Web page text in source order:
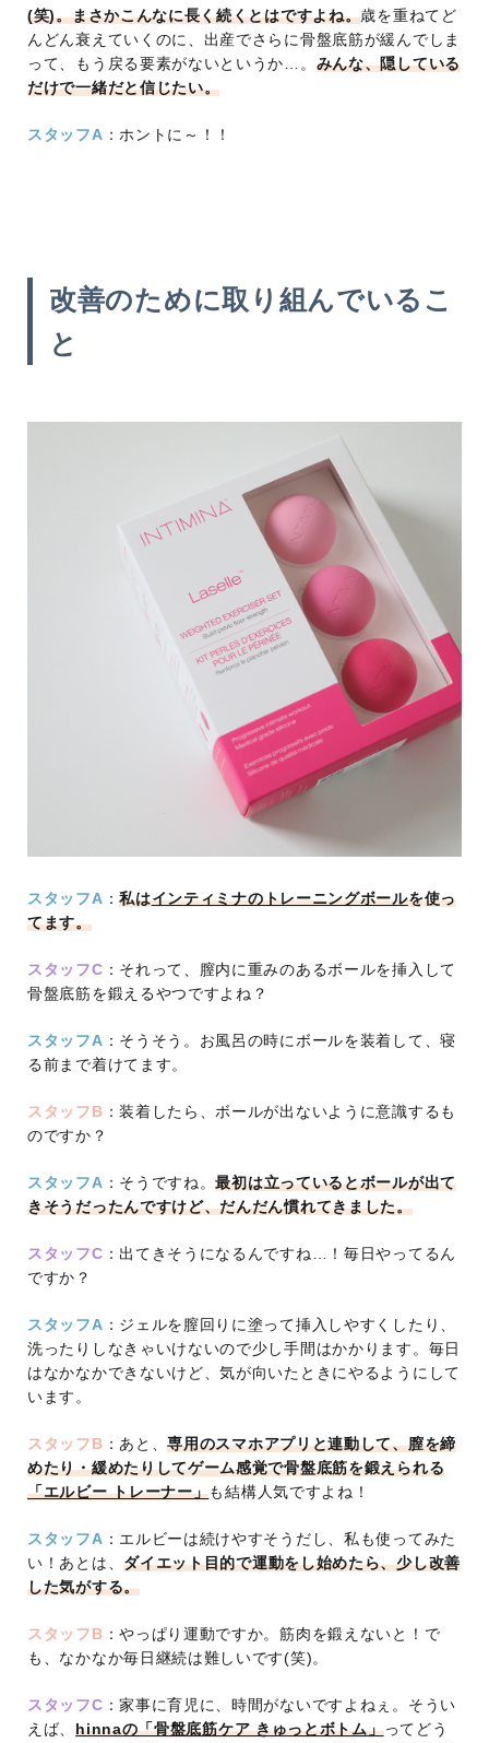
(笑)。まさかこんなに長く続くとはですよね。歳を重ねてど
んどん衰えていくのに、出産でさらに骨盤底筋が緩んでしま
って、もう戻る要素がないというか…。 みんな、隠している
だけで一緒だと信じたい。
スタッフA ：ホントに～！！
改善のために取り組んでいるこ
と
スタッフA ：私はインティミナのトレーニングボールを使っ
てます。
スタッフC ：それって、膣内に重みのあるボールを挿入して
骨盤底筋を鍛えるやつですよね？
スタッフA ：そうそう。お風呂の時にボールを装着して、寝
る前まで着けてます。
スタッフB ：装着したら、ボールが出ないように意識するも
のですか？
スタッフA ：そうですね。最初は立っているとボールが出て
きそうだったんですけど、だんだん慣れてきました。
スタッフC ：出てきそうになるんですね…！毎日やってるん
ですか？
スタッフA ：ジェルを膣回りに塗って挿入しやすくしたり、
洗ったりしなきゃいけないので少し手間はかかります。毎日
はなかなかできないけど、気が向いたときにやるようにして
います。
スタッフB ：あと、専用のスマホアプリと連動して、膣を締
めたり・緩めたりしてゲーム感覚で骨盤底筋を鍛えられる
「エルビー トレーナー」も結構人気ですよね！
スタッフA ：エルビーは続けやすそうだし、私も使ってみた
い！あとは、ダイエット目的で運動をし始めたら、少し改善
した気がする。
スタッフB ：やっぱり運動ですか。筋肉を鍛えないと！で
も、なかなか毎日継続は難しいです(笑)。
スタッフC ：家事に育児に、時間がないですよねぇ。そうい
えば、hinnaの「骨盤底筋ケア きゅっとボトム」ってどう